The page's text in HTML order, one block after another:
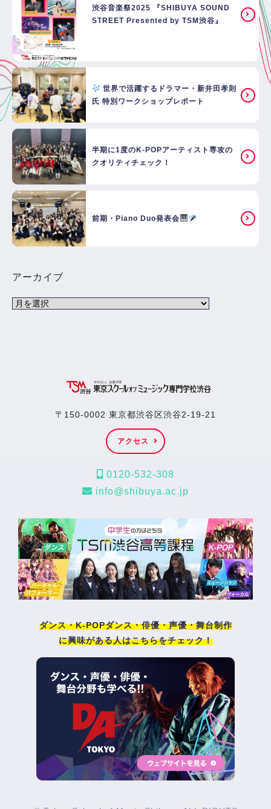
渋谷音楽祭2025 『SHIBUYA SOUND
STREET Presented by TSM渋谷』
世界で活躍するドラマー・新井田孝則
氏 特別ワークショップレポート
半期に1度のK-POPアーティスト専攻の
クオリティチェック！
前期・Piano Duo発表会
アーカイブ
〒150-0002 東京都渋谷区渋谷2-19-21
アクセス
0120-532-308
info@shibuya.ac.jp
ダンス・K-POPダンス・俳優・声優・舞台制作
に興味がある人はこちらをチェック！